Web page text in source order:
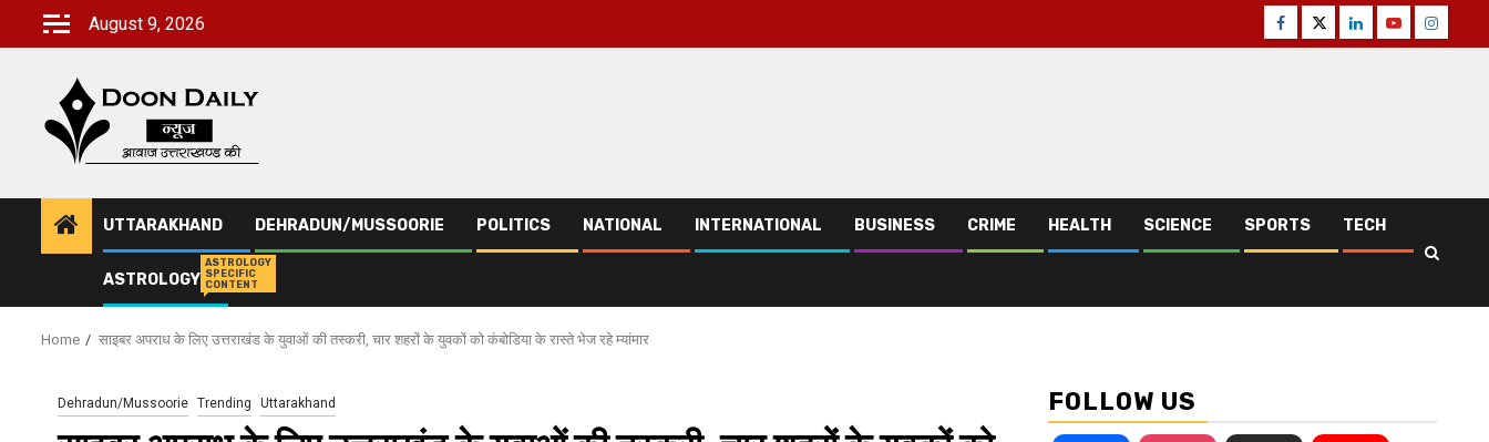
August 9, 2026 Facebook
TwitterLinkedinYoutube
UTTARAKHAND DEHRADUN/MUSSOORIE POLITICS NATIONAL INTERNATIONAL BUSINESS CRIME HEALTH SCIENCE SPORTS TECH
ASTROLOGY
ASTROLOGY
SPECIFIC
CONTENT
Home साइबर अपराध के लिए उत्तराखंड के युवाओं की तस्करी, चार शहरों के युवकों को कंबोडिया के रास्ते भेज रहे म्‍यांमार
Dehradun/Mussoorie Trending Uttarakhand FOLLOW US